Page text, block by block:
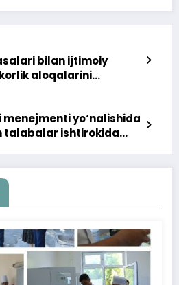
bilan ijtimoiy
aloqalarini
yo‘nalishida
talabalar ishtirokida